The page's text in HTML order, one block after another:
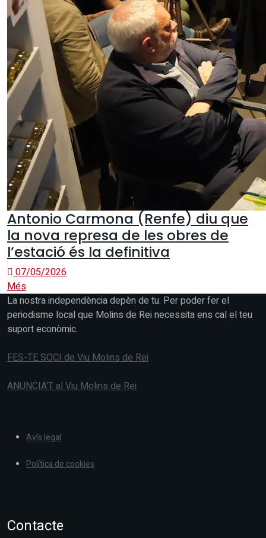
Antonio Carmona (Renfe) diu que
la nova represa de les obres de
l’estació és la definitiva
07/05/2026
Més
La nostra independència depèn de tu. Per poder fer el
periodisme local que Molins de Rei necessita ens cal el teu
suport econòmic.
FES-TE SOCI de Viu Molins de Rei
ANUNCIA'T al Viu Molins de Rei
Avís legal
Política de cookies
Contacte